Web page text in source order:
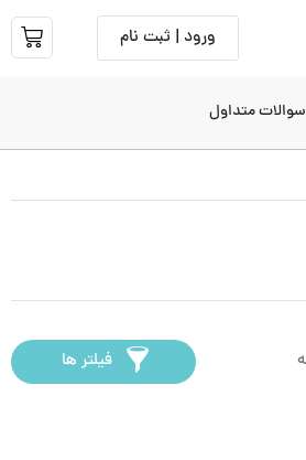
ورود | ثبت نام
سوالات متداول
فیلتر ها